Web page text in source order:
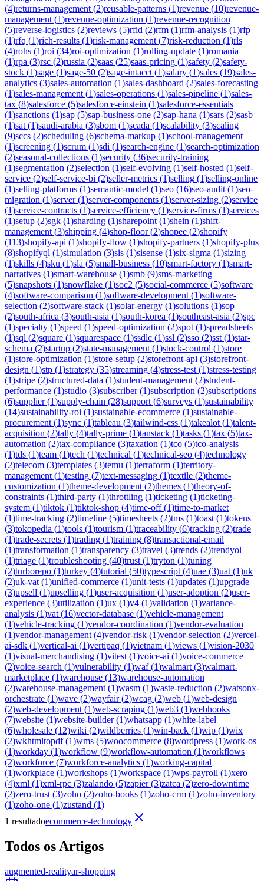
(4)returns-management (2)reusable-patterns (1)revenue (10)revenue-
management (1)revenue-optimization (1)revenue-recognition
(5)reverse-logistics (2)reviews (5)rfid (2)rfm (1)rfm-analysis (1)rfp
(1)rfq (1)rich-results (1)risk-management (7)risk-reduction (1)rls
(4)rohs (1)roi (34)roi-optimization (1)rolling-update (1)romania
(1)rpa (3)rsc (2)russia (2)saas (25)saas-pricing (1)safety (2)safety-
stock (1)sage (1)sage-50 (2)sage-intacct (1)salary (1)sales (19)sales-
analytics (3)sales-automation (1)sales-dashboard (2)sales-forecasting
(1)sales-management (1)sales-operations (1)sales-pipeline (1)sales-
tax (8)salesforce (5)salesforce-einstein (1)salesforce-essentials
(1)sanctions (1)sap (5)sap-business-one (2)sap-hana (1)sars (2)sasb
(1)sat (1)saudi-arabia (3)sbom (1)scada (1)scalability (3)scaling
(9)sccs (2)scheduling (6)schema-markup (1)school-management
(1)screening (1)scrum (1)sdi (1)search-engine (1)search-optimization
(2)seasonal-collections (1)security (36)security-training
(1)segmentation (2)selection (1)self-evolving (1)self-hosted (1)self-
service (2)self-service-bi (2)seller-metrics (1)selling (1)selling-online
(1)selling-platforms (1)semantic-model (1)seo (16)seo-audit (1)seo-
migration (1)server(1)server-components (1)server-sizing (2)service
(1)service-contracts (1)service-efficiency (1)service-firms (1)services
(1)setup (2)sgk (1)sharding (1)sharepoint (1)shein (1)shift-
management (3)shipping (4)shop-floor(2)shopee (2)shopify
(113)shopify-api (1)shopify-flow (1)shopify-partners (1)shopify-plus
(8)shopifyql (1)simulation (3)sis (1)sisense (1)six-sigma (1)sizing
(1)skills (4)sku (1)sla (5)small-business (10)smart-factory (1)smart-
narratives (1)smart-warehouse (1)smb (9)sms-marketing
(5)snapshots (1)snowflake (1)soc2 (5)social-commerce (5)software
(4)software-comparison (1)software-development (1)software-
selection (2)software-stack (1)solar-energy (1)solutions (1)sop
(2)south-africa (3)south-asia (1)south-korea (1)southeast-asia (2)spc
(1)specialty (1)speed (1)speed-optimization (2)spot (1)spreadsheets
(1)sql (2)square (1)squarespace (1)ssdlc (1)ssl (2)sso (2)sst (1)star-
schema (2)startup (2)state-management (1)stock-control (1)store
(1)store-optimization (1)store-setup (2)storefront-api (3)storefront-
design (1)stp (1)strategy (35)streaming (4)stress-test (1)stress-testing
(1)stripe (2)structured-data (1)student-management (2)student-
performance (1)studio (3)subscriber(1)subscription (2)subscriptions
(6)supplier(1)supply-chain (28)support (6)surveys (1)sustainability
(14)sustainability-roi (1)sustainable-ecommerce (1)sustainable-
procurement (1)sync (1)tableau (3)tailwind-css (1)takealot (1)talent-
acquisition (2)tally (4)tally-prime (1)tanstack (1)tasks (1)tax (5)tax-
automation (2)tax-compliance (3)taxation (1)tco (5)tco-analysis
(1)tds (1)team (1)tech (1)technical (1)technical-seo (4)technology
(2)telecom (3)templates (3)temu (1)terraform (1)territory-
management (1)testing (7)text-messaging (1)textile (2)theme-
customization (1)theme-development (2)themes (1)theory-of-
constraints (1)third-party (1)throttling (1)ticketing (1)ticketing-
system (1)tiktok (1)tiktok-shop (4)time-off(1)time-to-market
(1)time-tracking (2)timeline (5)timesheets (2)tms (1)toast (1)tokens
(3)tokopedia (1)tools (1)tourism (1)traceability (6)tracking (2)trade
(1)trade-secrets (1)trading (1)training (8)transactional-email
(1)transformation (1)transparency (3)travel (3)trends (2)trendyol
(1)triage (1)troubleshooting (40)trust (1)tryton (1)tuning
(2)turborepo (1)turkey (4)tutorial (50)typescript (4)uae (3)uat (1)uk
(2)uk-vat (1)unified-commerce (1)unit-tests (1)updates (1)upgrade
(3)upsell (1)upselling (1)user-acquisition (1)user-adoption (2)user-
experience (3)utilization (1)ux (1)v4 (1)validation (1)variance-
analysis (1)vat (16)vector-database (1)vehicle-management
(1)vehicle-tracking (1)vendor-coordination (1)vendor-evaluation
(1)vendor-management (4)vendor-risk (1)vendor-selection (2)vercel-
ai-sdk (1)vertical-ai (1)vertipaq (1)vietnam (1)views (1)vision-2030
(1)visual-merchandising (1)vitest (1)voice-ai (1)voice-commerce
(2)voice-search (1)vulnerability (1)waf(1)walmart (3)walmart-
marketplace (1)warehouse (13)warehouse-automation
(2)warehouse-management (1)wasm (1)waste-reduction (2)watsonx-
orchestrate (1)wave (2)wayfair(2)wcag (2)web (1)web-design
(2)web-development (1)web-scraping (1)web3 (1)webhooks
(7)website (1)website-builder(1)whatsapp (1)white-label
(6)wholesale (12)wiki (2)wildberries (1)win-back (1)wip (1)wix
(2)wkhtmltopdf(1)wms (5)woocommerce (8)wordpress (1)work-os
(1)workday (1)workflow (9)workflow-automation (1)workflows
(2)workforce (7)workforce-analytics (1)working-capital
(1)workplace (1)workshops (1)workspace (1)wps-payroll (1)xero
(4)xml (1)xml-rpc (3)zalando (5)zapier(3)zatca (2)zero-downtime
(2)zero-trust (3)zoho (2)zoho-books (1)zoho-crm (1)zoho-inventory
(1)zoho-one (1)zustand (1)
1 resultadoecommerce-technology
Todos os Artigos
augmented-realityar-shopping